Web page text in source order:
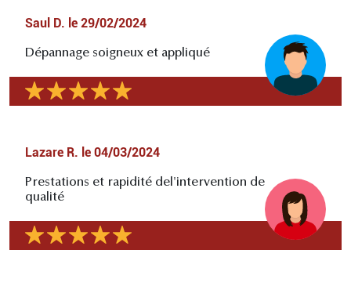
Saul D. le 29/02/2024
Dépannage soigneux et appliqué
Lazare R. le 04/03/2024
Prestations et rapidité del'intervention de
qualité